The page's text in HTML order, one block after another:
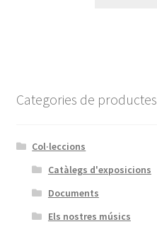
Categories de productes
Col·leccions
Catàlegs d'exposicions
Documents
Els nostres músics